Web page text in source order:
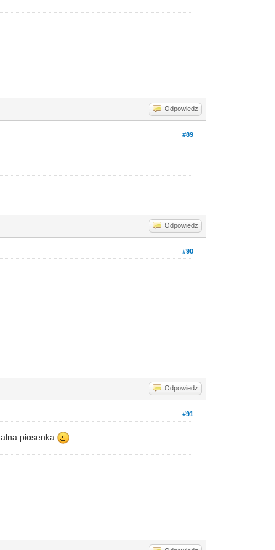
Odpowiedz
#89
Odpowiedz
#90
Odpowiedz
#91
piosenka